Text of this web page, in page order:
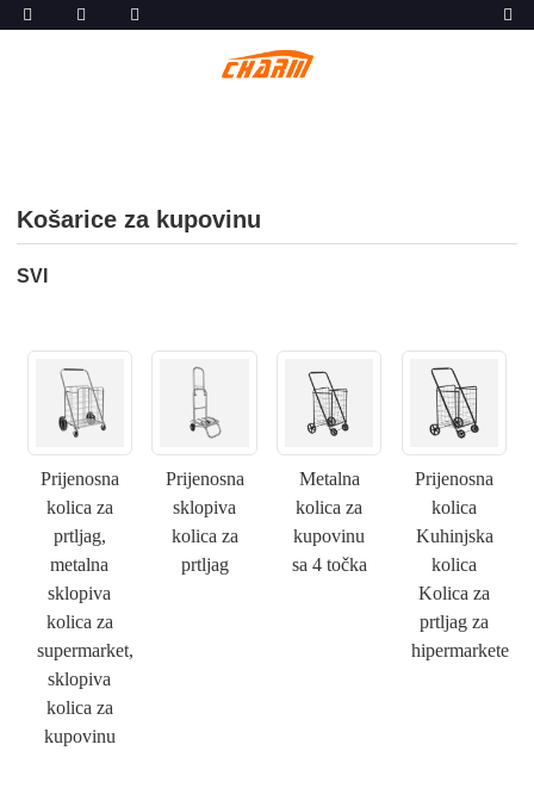
Košarice za kupovinu
SVI
Prijenosna
kolica za
prtljag,
metalna
sklopiva
kolica za
supermarket,
sklopiva
kolica za
kupovinu
Prijenosna
sklopiva
kolica za
prtljag
Metalna
kolica za
kupovinu
sa 4 točka
Prijenosna
kolica
Kuhinjska
kolica
Kolica za
prtljag za
hipermarkete